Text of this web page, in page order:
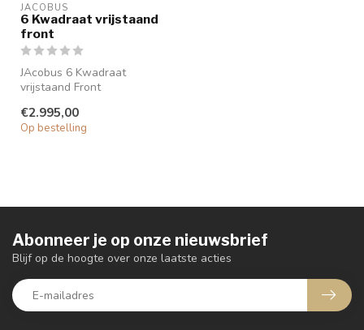
JACOBUS
6 Kwadraat vrijstaand
front
JAcobus 6 Kwadraat
vrijstaand Front
vrijstaande kachel is,...
€2.995,00
Op bestelling
Abonneer je op onze nieuwsbrief
Blijf op de hoogte over onze laatste acties